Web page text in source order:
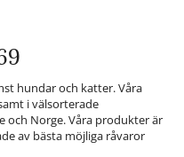
hundar och katter. Våra
i välsorterade
och Norge. Våra produkter är
av bästa möjliga råvaror